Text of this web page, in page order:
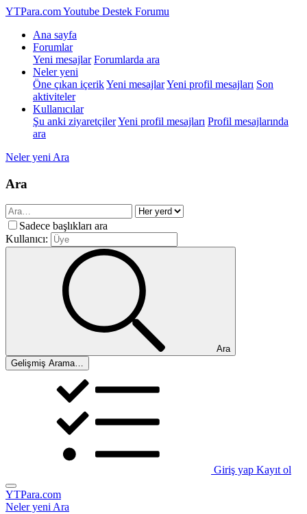
YTPara.comYoutube Destek Forumu
Ana sayfa
Forumlar
Yeni mesajlar Forumlarda ara
Neler yeni
Öne çıkan içerikYeni mesajlarYeni profil mesajları Son
aktiviteler
Kullanıcılar
Şu anki ziyaretçilerYeni profil mesajları Profil mesajlarında
ara
Neler yeni Ara
Ara
Sadece başlıkları ara
Kullanıcı:
Ara
Gelişmiş Arama…
Giriş yap Kayıt ol
YTPara.com
Neler yeniAra